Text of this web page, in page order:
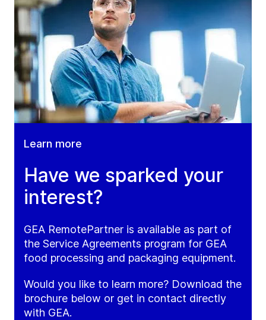
Learn more
Have we sparked your
interest?
GEA RemotePartner is available as part of
the Service Agreements program for GEA
food processing and packaging equipment.
Would you like to learn more? Download the
brochure below or get in contact directly
with GEA.